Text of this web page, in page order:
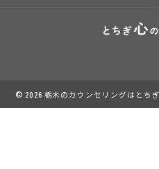
© 2026 栃木のカウンセリングはとちぎ